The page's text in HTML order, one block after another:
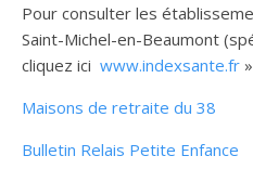
Pour consulter les
Saint-Michel-en-Beaumont
cliquez ici www.indexsante.fr »
Maisons de retraite du 38
Bulletin Relais Petite Enfance